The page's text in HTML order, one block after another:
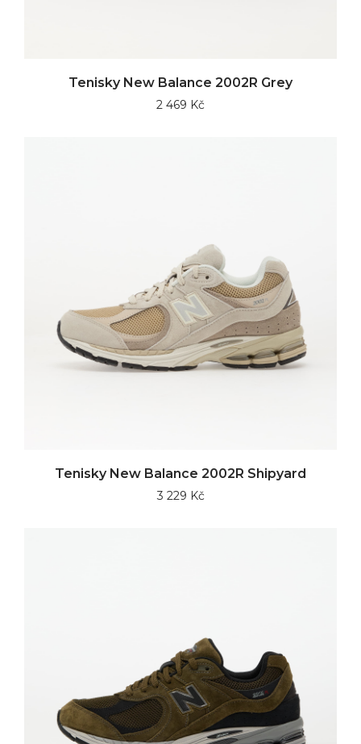
Tenisky New Balance 2002R Grey
2 469 Kč
Tenisky New Balance 2002R Shipyard
3 229 Kč